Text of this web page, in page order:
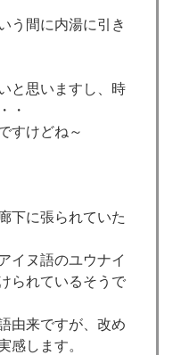
う間に内湯に引き
と思いますし、時
・
すけどね～
下に張られていた
イヌ語のユウナイ
られているそうで
由来ですが、改め
感します。